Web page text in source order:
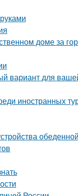
доме за
вариант для
иностранных